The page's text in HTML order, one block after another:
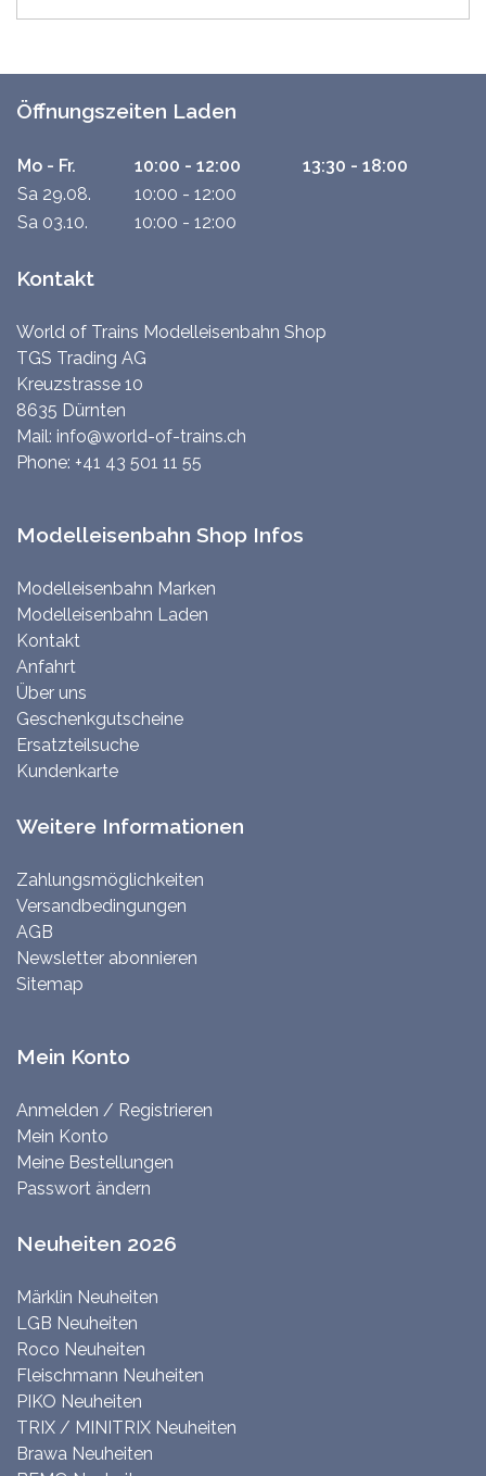
Öffnungszeiten Laden
Mo - Fr. 10:00 - 12:00
13:30 - 18:00
Sa 29.08.
10:00 - 12:00
Sa 03.10.
10:00 - 12:00
Kontakt
World of Trains Modelleisenbahn Shop
TGS Trading AG
Kreuzstrasse 10
8635 Dürnten
Mail: info@world-of-trains.ch
Phone: +41 43 501 11 55
Modelleisenbahn Shop Infos
Modelleisenbahn Marken
Modelleisenbahn Laden
Kontakt
Anfahrt
Über uns
Geschenkgutscheine
Ersatzteilsuche
Kundenkarte
Weitere Informationen
Zahlungsmöglichkeiten
Versandbedingungen
AGB
Newsletter abonnieren
Sitemap
Mein Konto
Anmelden / Registrieren
Mein Konto
Meine Bestellungen
Passwort ändern
Neuheiten 2026
Märklin Neuheiten
LGB Neuheiten
Roco Neuheiten
Fleischmann Neuheiten
PIKO Neuheiten
TRIX / MINITRIX Neuheiten
Brawa Neuheiten